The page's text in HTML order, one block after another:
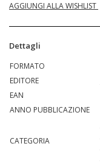
AGGIUNGI ALLA WISHLIST
Dettagli
FORMATO
EDITORE
EAN
ANNO PUBBLICAZIONE
CATEGORIA